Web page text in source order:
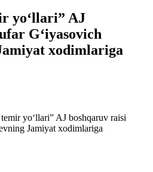
yo‘llari” AJ
G‘iyasovich
xodimlariga
yo‘llari” AJ boshqaruv raisi
Jamiyat xodimlariga